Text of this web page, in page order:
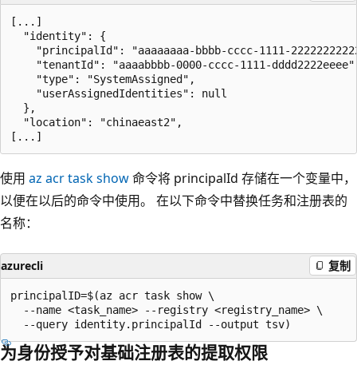
[...]
  "identity": {
"principalId": "aaaaaaaa-bbbb-cccc-1111-
"tenantId": "aaaabbbb-0000-cccc-1111-
    "type": "SystemAssigned",
    "userAssignedIdentities": null
  },
  "location": "chinaeast2",
使用 az acr task show命令将 principalId 存储在一个变量中，
以便在以后的命令中使用。 在以下命令中替换任务和注册表的
名称：
azurecli 复制
principalID=$(az acr task show \
  --name <task_name> --registry <registry_name> \
为身份授予对基础注册表的提取权限